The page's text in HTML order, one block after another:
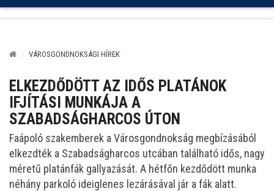
VÁROSGONDNOKSÁGI HÍREK
ELKEZDŐDÖTT AZ IDŐS PLATÁNOK
IFJÍTÁSI MUNKÁJA A
SZABADSÁGHARCOS ÚTON
Faápoló szakemberek a Városgondnokság megbízásából
elkezdték a Szabadságharcos utcában található idős, nagy
méretű platánfák gallyazását. A hétfőn kezdődött munka
néhány parkoló ideiglenes lezárásával jár a fák alatt.